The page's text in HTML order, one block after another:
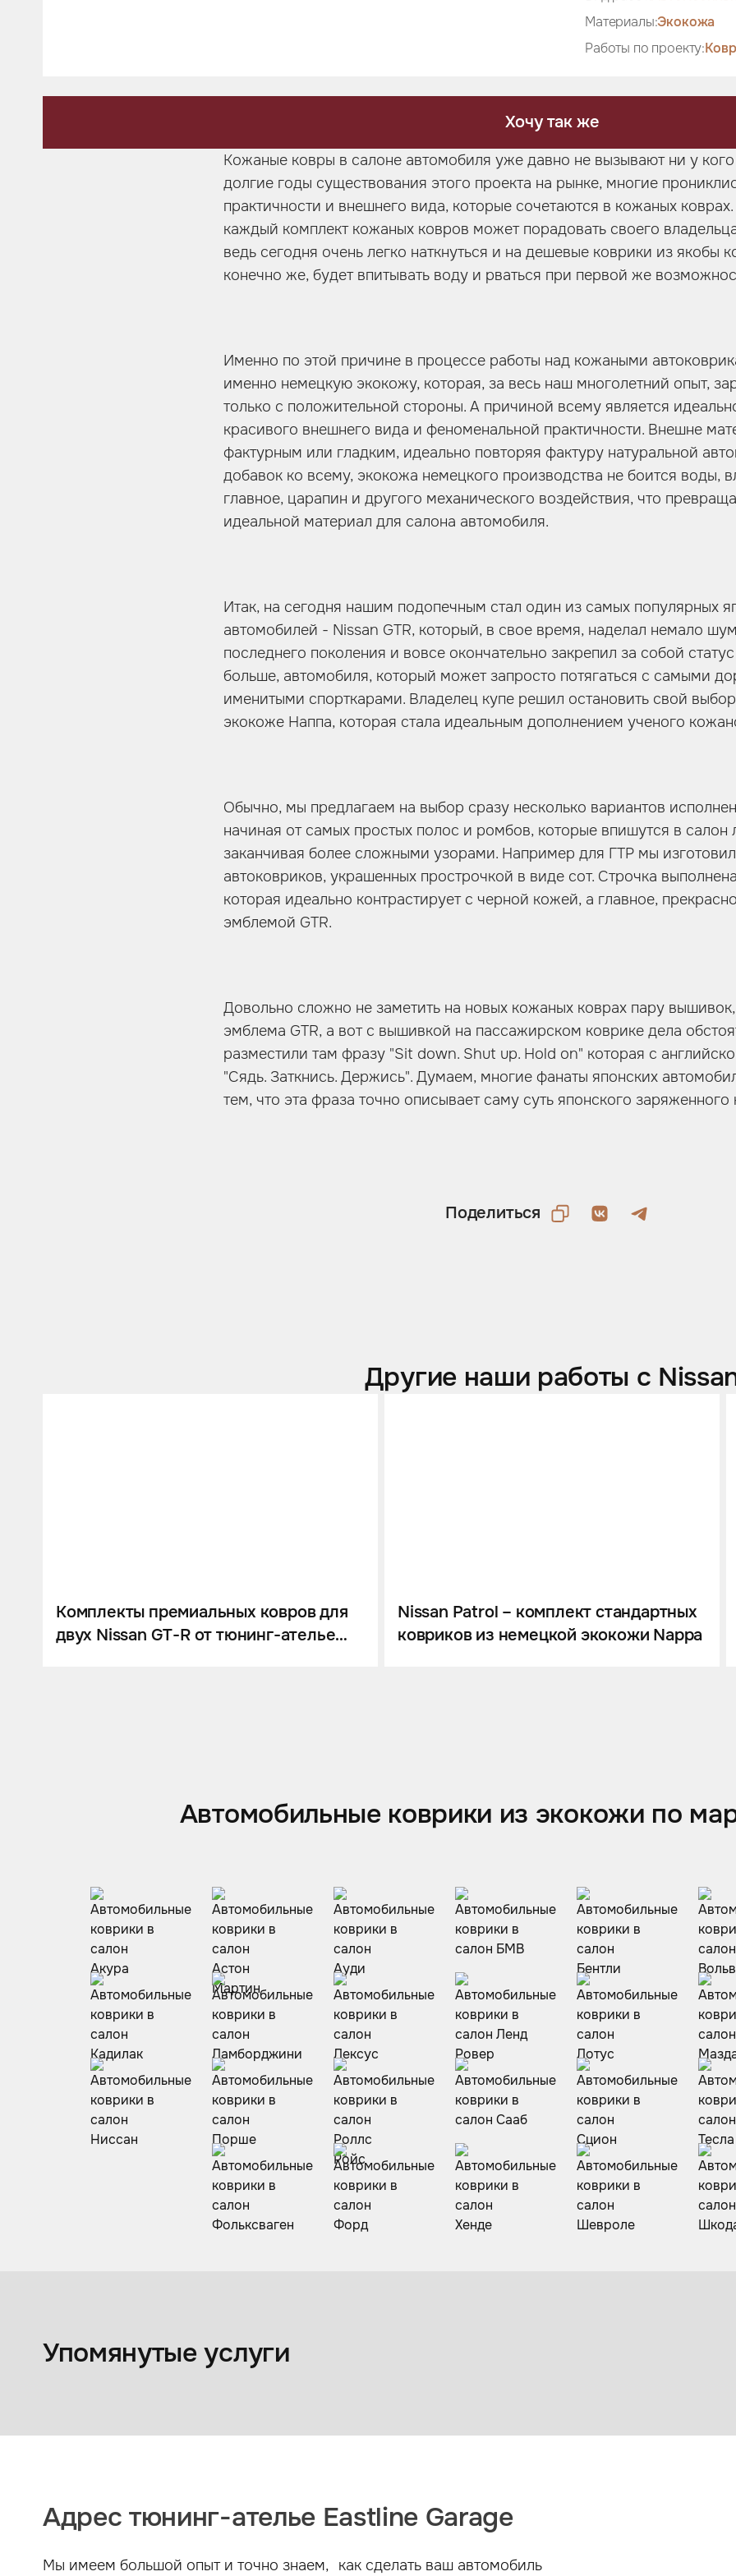
Материалы:Экокожа
Работы по проекту:
Хочу так же
Кожаные ковры в салоне автомобиля уже давно не вызывают ни у
долгие годы существования этого проекта на рынке, многие
практичности и внешнего вида, которые сочетаются в кожаных
каждый комплект кожаных ковров может порадовать своего
ведь сегодня очень легко наткнуться и на дешевые коврики из якобы
конечно же, будет впитывать воду и рваться при первой же
Именно по этой причине в процессе работы над кожаными
именно немецкую экокожу, которая, за весь наш многолетний опыт,
только с положительной стороны. А причиной всему является
красивого внешнего вида и феноменальной практичности. Внешне
фактурным или гладким, идеально повторяя фактуру натуральной
добавок ко всему, экокожа немецкого производства не боится воды,
главное, царапин и другого механического воздействия, что
идеальной материал для салона автомобиля.
Итак, на сегодня нашим подопечным стал один из самых популярных
автомобилей - Nissan GTR, который, в свое время, наделал немало
последнего поколения и вовсе окончательно закрепил за собой
больше, автомобиля, который может запросто потягаться с самыми
именитыми спорткарами. Владелец купе решил остановить свой
экокоже Наппа, которая стала идеальным дополнением ученого
Обычно, мы предлагаем на выбор сразу несколько вариантов
начиная от самых простых полос и ромбов, которые впишутся в салон
заканчивая более сложными узорами. Например для ГТР мы
автоковриков, украшенных прострочкой в виде сот. Строчка
которая идеально контрастирует с черной кожей, а главное,
эмблемой GTR.
Довольно сложно не заметить на новых кожаных коврах пару
эмблема GTR, а вот с вышивкой на пассажирском коврике дела
разместили там фразу "Sit down. Shut up. Hold on" которая с
"Сядь. Заткнись. Держись". Думаем, многие фанаты японских
тем, что эта фраза точно описывает саму суть японского заряженного
Поделиться
Другие наши работы с
Комплекты премиальных ковров для
двух Nissan GT-R от тюнинг-ателье
Nissan Patrol – комплект стандартных
ковриков из немецкой экокожи Nappa
Автомобильные коврики из экокожи по
Упомянутые услуги
Адрес тюнинг-ателье Eastline Garage
Мы имеем большой опыт и точно знаем, как сделать ваш автомобиль